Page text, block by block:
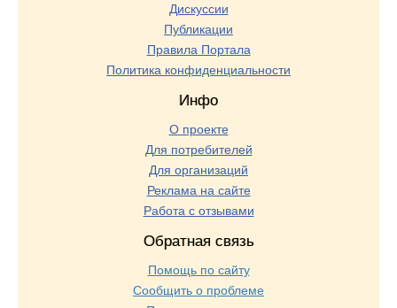
Дискуссии
Публикации
Правила Портала
Политика конфиденциальности
Инфо
О проекте
Для потребителей
Для организаций
Реклама на сайте
Работа с отзывами
Обратная связь
Помощь по сайту
Сообщить о проблеме